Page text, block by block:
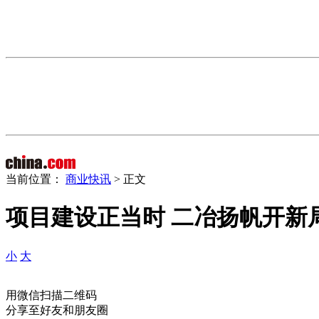
当前位置： 商业快讯 > 正文
项目建设正当时 二冶扬帆开新
小 大
用微信扫描二维码
分享至好友和朋友圈